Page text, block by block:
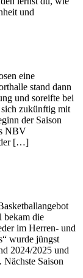
und
eine
stand dann
und soreifte bei
zukünftig mit
der Saison
NBV
[…]
bekam die
im Herren- und
wurde jüngst
2024/2025 und
Saison